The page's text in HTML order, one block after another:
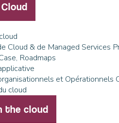
Cloud & de Managed Services
Roadmaps
et Opérationnels
cloud
the cloud